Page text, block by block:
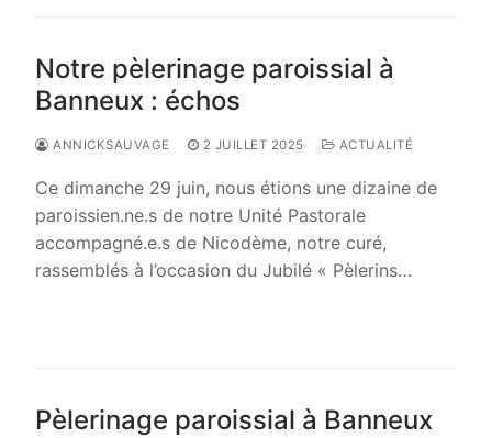
Notre pèlerinage paroissial à
Banneux : échos
ANNICKSAUVAGE 2 JUILLET 2025 ACTUALITÉ
Ce dimanche 29 juin, nous étions une dizaine de
paroissien.ne.s de notre Unité Pastorale
accompagné.e.s de Nicodème, notre curé,
rassemblés à l’occasion du Jubilé « Pèlerins…
Pèlerinage paroissial à Banneux